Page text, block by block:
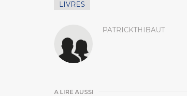
LIVRES
PATRICKTHIBAUT
A LIRE AUSSI